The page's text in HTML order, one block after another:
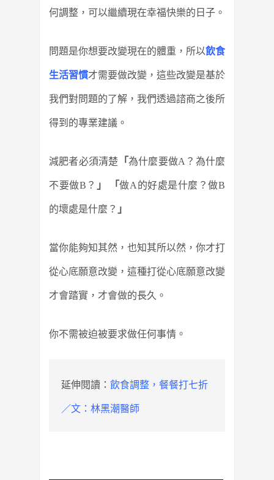
何調整，可以繼續現在幸福快樂的日子。
問題是你想要改變現在的體重，所以飲食
生活習慣才需要做改變，這些改變是基於
我們對問題的了解，我們透過諮商之後所
得到的專業建議。
減肥者必須清楚 「為什麼要做A？為什麼
不要做B？ 」 「做A的好處是什麼？做B
的壞處是什麼？ 」
當你能夠知其然，也知其所以然，你才打
從心底願意改變，這種打從心底願意改變
才會踏實，才會做的長久。
你不需被迫被要求做任何事情。
延伸閱讀： 飲食調整，餐餐打七折
／文：林黑潮醫師